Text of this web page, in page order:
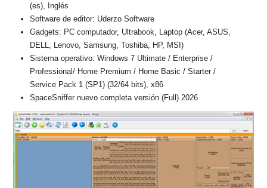
(es), Inglés
Software de editor: Uderzo Software
Gadgets: PC computador, Ultrabook, Laptop (Acer, ASUS,
DELL, Lenovo, Samsung, Toshiba, HP, MSI)
Sistema operativo: Windows 7 Ultimate / Enterprise /
Professional/ Home Premium / Home Basic / Starter /
Service Pack 1 (SP1) (32/64 bits), x86
SpaceSniffer nuevo completa versión (Full) 2026